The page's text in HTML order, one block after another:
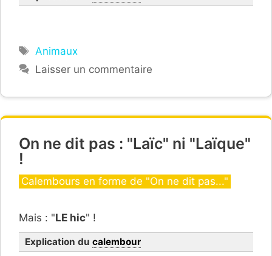
Étiquettes
Animaux
Laisser un commentaire
On ne dit pas : "Laïc" ni "Laïque"
!
Catégories
Calembours en forme de "On ne dit pas..."
Mais : "LE hic" !
Explication du calembour